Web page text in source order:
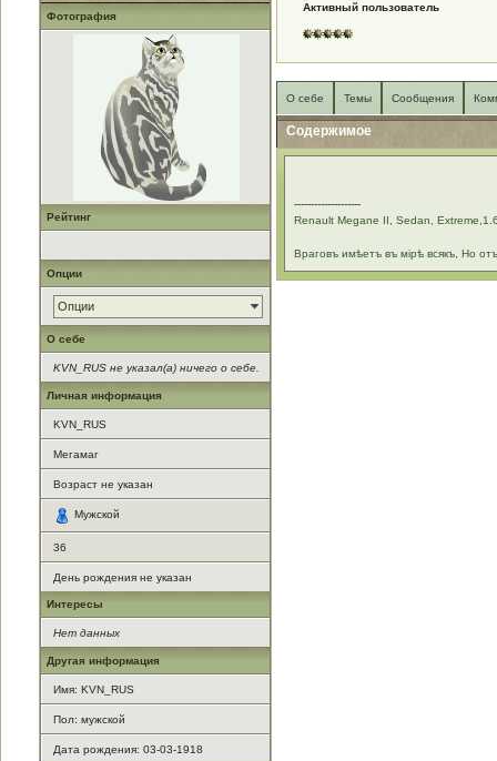
Фотография
Рейтинг
Опции
Опции
О себе
KVN_RUS не указал(а) ничего о себе.
Личная информация
KVN_RUS
Мегамаг
Возраст не указан
Мужской
36
День рождения не указан
Интересы
Нет данных
Другая информация
Имя: KVN_RUS
Пол: мужской
Дата рождения: 03-03-1918
Активный пользователь
О себе Темы Сообщения
Содержимое
--------------------
Renault Megane II, Sedan,
Враговъ имѣетъ въ мірѣ всякъ, Но